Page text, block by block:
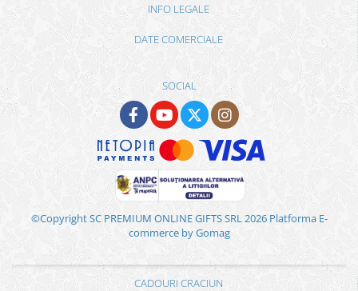
INFO LEGALE
DATE COMERCIALE
SOCIAL
©Copyright SC PREMIUM ONLINE GIFTS SRL 2026 Platforma E-
commerce by Gomag
CADOURI CRACIUN